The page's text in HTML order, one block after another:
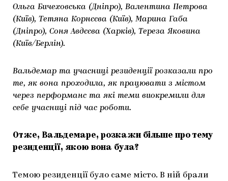
Ольга Бичеховська (Дніпро), Валентина Петрова
(Київ), Тетяна Корнєєва (Київ), Марина Габа
(Дніпро), Соня Авдєєва (Харків), Тереза Яковина
(Київ/Берлін).
Вальдемар та учасниці резиденції розказали про
те, як вона проходила, як працювати з містом
через перформанс та які теми виокремили для
себе учасниці під час роботи.
Отже, Вальдемаре, розкажи більше про тему
резиденції, якою вона була?
Темою резиденції було саме місто. В ній брали